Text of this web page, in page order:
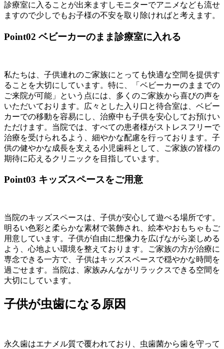
診療室に入ることが出来ますしモニターでアニメなども流せ
ますので少しでもお子様の不安を取り除ければと考えます。
Point02 ベビーカーのまま診療室に入れる
私たちは、子供連れのご家族にとっても快適な空間を提供す
ることを大切にしています。特に、「ベビーカーのままでの
ご来院が可能」という点には、多くのご家族から喜びの声を
いただいております。広々とした入り口と待合室は、ベビー
カーでの移動を容易にし、治療中も子供を安心してお預けい
ただけます。当院では、すべての患者様がストレスフリーで
治療を受けられるよう、細やかな配慮を行っております。子
供の健やかな成長を支える小児歯科として、ご家族の皆様の
期待に応えるクリニックを目指しています。
Point03 キッズスペースをご用意
当院のキッズスペースは、子供が安心して遊べる場所です。
明るい色彩と柔らかな素材で装飾され、絵本やおもちゃもご
用意しています。子供が自由に想像力を広げながら楽しめる
よう、心地よい環境を整えております。ご家族の方が治療に
専念できる一方で、子供はキッズスペースで穏やかな時間を
過ごせます。当院は、家族みんながリラックスできる空間を
大切にしています。
子供が虫歯になる原因
永久歯はエナメル質で覆われており、虫歯菌から歯を守って